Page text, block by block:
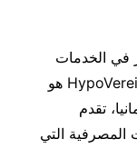
في الخدمات
HypoVereinsbank (HVB) هو
تقدم
التي